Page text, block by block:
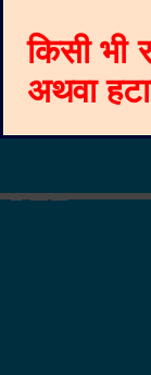
किसी भी
अथवा